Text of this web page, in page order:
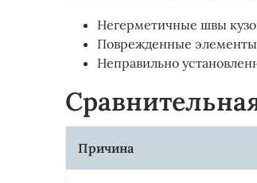
Негерметичные швы
Поврежденные
Неправильно
Причина